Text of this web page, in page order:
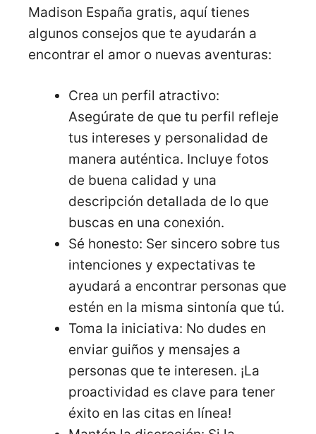
Madison España gratis, aquí tienes
algunos consejos que te ayudarán a
encontrar el amor o nuevas aventuras:
Crea un perfil atractivo:
Asegúrate de que tu perfil refleje
tus intereses y personalidad de
manera auténtica. Incluye fotos
de buena calidad y una
descripción detallada de lo que
buscas en una conexión.
Sé honesto: Ser sincero sobre tus
intenciones y expectativas te
ayudará a encontrar personas que
estén en la misma sintonía que tú.
Toma la iniciativa: No dudes en
enviar guiños y mensajes a
personas que te interesen. ¡La
proactividad es clave para tener
éxito en las citas en línea!